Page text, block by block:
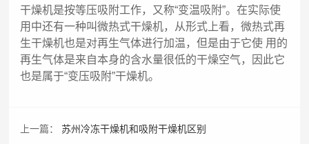
干燥机是按等压吸附工作，又称“变温吸附”。在实际使
用中还有一种叫微热式干燥机，从形式上看，微热式再
生干燥机也是对再生气体进行加温，但是由于它使 用的
再生气体是来自本身的含水量很低的干燥空气，因此它
也是属于“变压吸附”干燥机。
上一篇：
苏州冷冻干燥机和吸附干燥机区别